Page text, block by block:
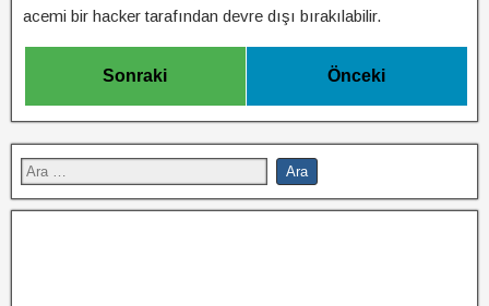
acemi bir hacker tarafından devre dışı bırakılabilir.
Sonraki Önceki